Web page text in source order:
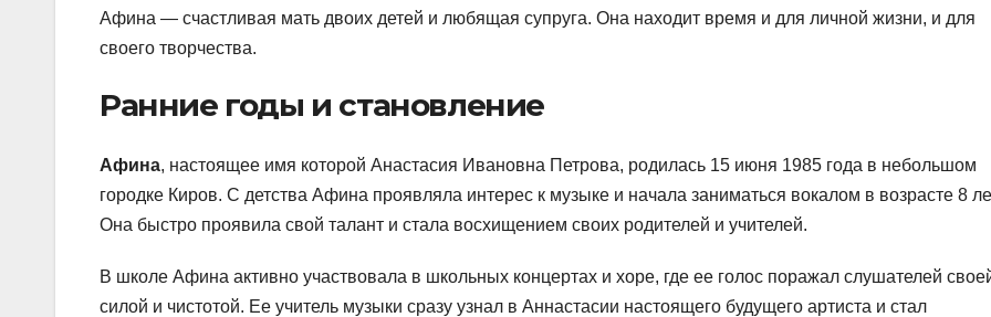
Афина — счастливая мать двоих детей и любящая супруга. Она находит время и для личной жизни, и для
своего творчества.
Ранние годы и становление
Афина, настоящее имя которой Анастасия Ивановна Петрова, родилась 15 июня 1985 года в небольшом
городке Киров. С детства Афина проявляла интерес к музыке и начала заниматься вокалом в возрасте 8
Она быстро проявила свой талант и стала восхищением своих родителей и учителей.
В школе Афина активно участвовала в школьных концертах и хоре, где ее голос поражал слушателей
силой и чистотой. Ее учитель музыки сразу узнал в Аннастасии настоящего будущего артиста и стал